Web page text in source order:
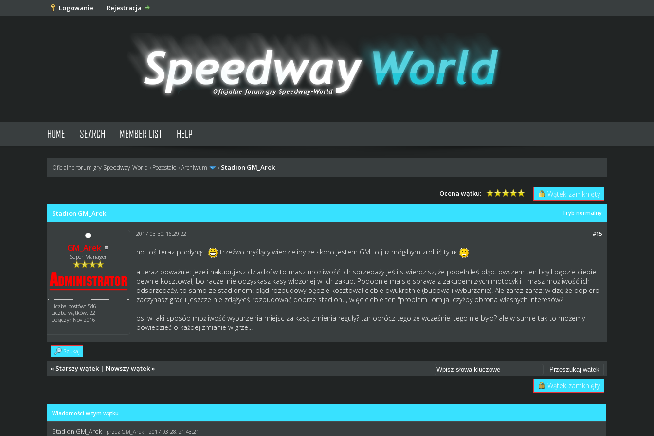
Logowanie Rejestracja
HOME SEARCH MEMBER LIST HELP
Oficjalne forum gry Speedway-World › Pozostałe ›Archiwum › Stadion GM_Arek
Wątek zamknięty
Ocena wątku:
Tryb normalny
Stadion GM_Arek
GM_Arek
Super Manager
Liczba postów: 546
Liczba wątków: 22
Dołączył: Nov 2016
#15
2017-03-30, 16:29:22
no toś teraz popłynął.. trzeźwo myślący wiedzieliby że skoro jestem GM to już mógłbym zrobić tytuł
a teraz poważnie: jeżeli nakupujesz dziadków to masz możliwość ich sprzedaży jeśli stwierdzisz, że popełniłeś błąd. owszem ten błąd będzie ciebie
pewnie kosztował, bo raczej nie odzyskasz kasy włożonej w ich zakup. Podobnie ma się sprawa z zakupem złych motocykli - masz możliwość ich
odsprzedaży. to samo ze stadionem: błąd rozbudowy będzie kosztował ciebie dwukrotnie (budowa i wyburzanie). Ale zaraz zaraz: widzę że dopiero
zaczynasz grać i jeszcze nie zdążyłeś rozbudować dobrze stadionu, więc ciebie ten "problem" omija. czyżby obrona własnych interesów?
ps: w jaki sposób możliwość wyburzenia miejsc za kasę zmienia reguły? tzn oprócz tego że wcześniej tego nie było? ale w sumie tak to możemy
powiedzieć o każdej zmianie w grze...
Szukaj
« Starszy wątek | Nowszy wątek »
Wątek zamknięty
Wiadomości w tym wątku
Stadion GM_Arek - przezGM_Arek - 2017-03-28, 21:43:21